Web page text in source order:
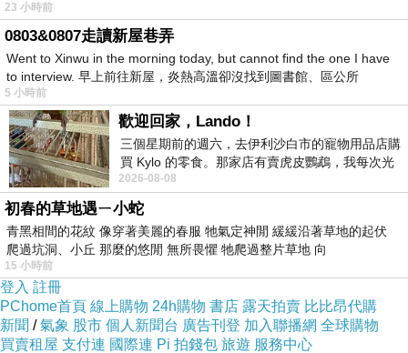
23 小時前
0803&0807走讀新屋巷弄
Went to Xinwu in the morning today, but cannot find the one I have
to interview. 早上前往新屋，炎熱高溫卻沒找到圖書館、區公所
5 小時前
歡迎回家，Lando！
三個星期前的週六，去伊利沙白市的寵物用品店購
買 Kylo 的零食。那家店有賣虎皮鸚鵡，我每次光
顧都會去看一下。他們偶爾會引進 C
2026-08-08
初春的草地遇ㄧ小蛇
青黑相間的花紋 像穿著美麗的春服 牠氣定神閒 緩緩沿著草地的起伏
爬過坑洞、小丘 那麼的悠閒 無所畏懼 牠爬過整片草地 向
15 小時前
登入 註冊
PChome首頁 線上購物 24h購物 書店 露天拍賣 比比昂代購
新聞 /氣象 股市 個人新聞台 廣告刊登 加入聯播網 全球購物
買賣租屋 支付連 國際連 Pi 拍錢包 旅遊 服務中心